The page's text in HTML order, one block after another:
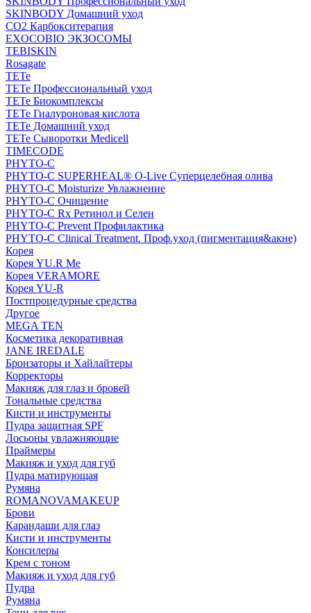
SKINBODY Домашний уход
CO2 Карбокситерапия
EXOCOBIO ЭКЗОСОМЫ
TEBISKIN
Rosagate
TETe
TETe Профессиональный уход
TETe Биокомплексы
TETe Гиалуроновая кислота
TETe Домашний уход
TETe Сыворотки Medicell
TIMECODE
PHYTO-C
PHYTO-C SUPERHEAL® O-Live Суперцелебная олива
PHYTO-C Moisturize Увлажнение
PHYTO-C Очищение
PHYTO-C Rx Ретинол и Селен
PHYTO-C Prevent Профилактика
PHYTO-C Clinical Treatment. Проф.уход (пигментация&акне)
Корея
Корея YU.R Me
Корея VERAMORE
Корея YU-R
Постпроцедурные средства
Другое
MEGA TEN
Косметика декоративная
JANE IREDALE
Бронзаторы и Хайлайтеры
Корректоры
Макияж для глаз и бровей
Тональные средства
Кисти и инструменты
Пудра защитная SPF
Лосьоны увлажняющие
Праймеры
Макияж и уход для губ
Пудра матирующая
Румяна
ROMANOVAMAKEUP
Брови
Карандаши для глаз
Кисти и инструменты
Консилеры
Крем с тоном
Макияж и уход для губ
Пудра
Румяна